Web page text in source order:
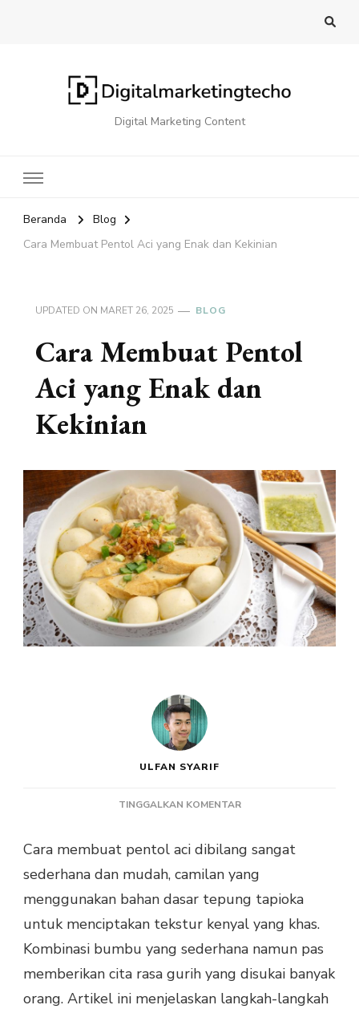
Digital Marketing Content
Beranda
Blog
Cara Membuat Pentol Aci yang Enak dan Kekinian
UPDATED ON MARET 26, 2025 BLOG
Cara Membuat Pentol
Aci yang Enak dan
Kekinian
ULFAN SYARIF
TINGGALKAN KOMENTARPADA
PENTOL
ACI
ENAK
DAN
Cara membuat pentol aci dibilang sangat
sederhana dan mudah, camilan yang
menggunakan bahan dasar tepung tapioka
untuk menciptakan tekstur kenyal yang khas.
Kombinasi bumbu yang sederhana namun pas
memberikan cita rasa gurih yang disukai banyak
orang. Artikel ini menjelaskan langkah-langkah